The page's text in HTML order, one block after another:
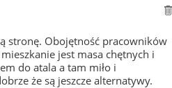
stronę. Obojętność pracowników
jest masa chętnych i
do atala a tam miło i
że są jeszcze alternatywy.